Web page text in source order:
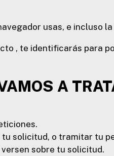
usas, e incluso
, te identificarás para
A
solicitud, o tramitar tu
sobre tu solicitud.